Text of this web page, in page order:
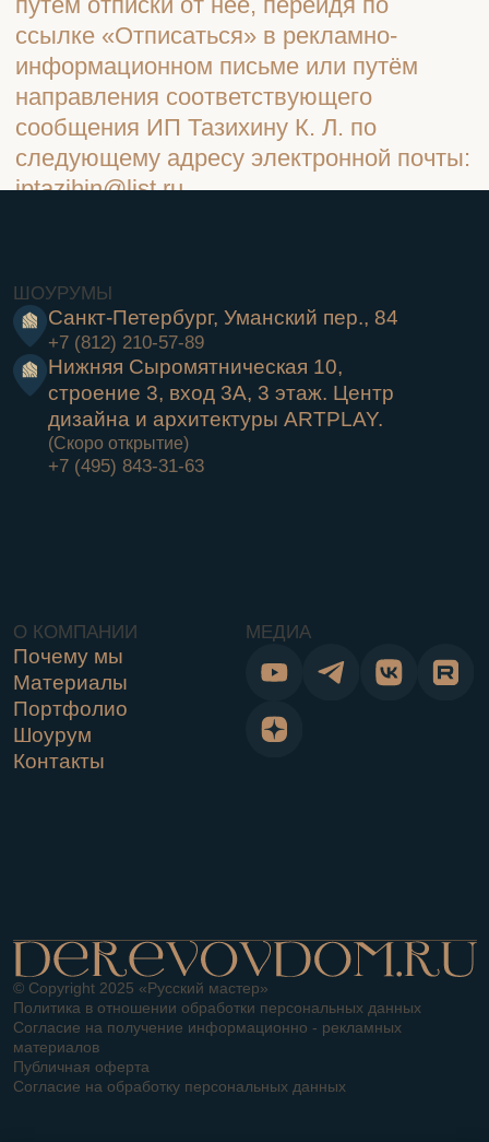
О КОМПАНИИ
Почему мы
Материалы
Портфолио
Шоурум
Контакты
МЕДИА
ШОУРУМЫ
Санкт-Петербург, Уманский пер., 84
+7 (812) 210-57-89
Нижняя Сыромятническая 10,
строение 3, вход 3А, 3 этаж. Центр
дизайна и архитектуры ARTPLAY.
(Скоро открытие)
+7 (495) 843-31-63
Политика в отношении обработки персональных данных
Согласие на получение информационно - рекламных
материалов
Публичная оферта
Согласие на обработку персональных данных